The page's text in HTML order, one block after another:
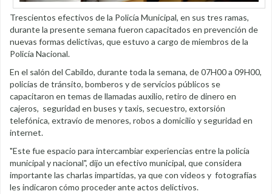
Trescientos efectivos de la Policía Municipal, en sus tres ramas,
durante la presente semana fueron capacitados en prevención de
nuevas formas delictivas, que estuvo a cargo de miembros de la
Policía Nacional.
En el salón del Cabildo, durante toda la semana, de 07H00 a 09H00,
policías de tránsito, bomberos y de servicios públicos se
capacitaron en temas de llamadas auxilio, retiro de dinero en
cajeros, seguridad en buses y taxis, secuestro, extorsión
telefónica, extravío de menores, robos a domicilio y seguridad en
internet.
"Este fue espacio para intercambiar experiencias entre la policía
municipal y nacional", dijo un efectivo municipal, que considera
importante las charlas impartidas, ya que con videos y fotografías
les indicaron cómo proceder ante actos delictivos.